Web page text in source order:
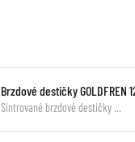
Brzdové destičky GOLDFREN
Sintrované brzdové destičky …